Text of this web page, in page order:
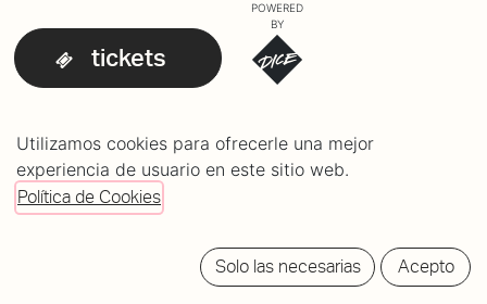
tickets
POWERED
BY
LINE-UP
20:30h Scientist
Utilizamos cookies para ofrecerle una mejor
experiencia de usuario en este sitio web.
Política de Cookies
Solo las necesarias Acepto